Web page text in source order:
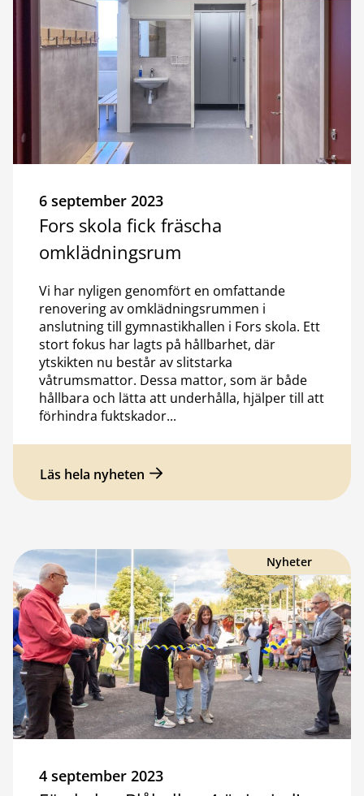
6 september 2023
Fors skola fick fräscha
omklädningsrum
Vi har nyligen genomfört en omfattande
renovering av omklädningsrummen i
anslutning till gymnastikhallen i Fors skola. Ett
stort fokus har lagts på hållbarhet, där
ytskikten nu består av slitstarka
våtrumsmattor. Dessa mattor, som är både
hållbara och lätta att underhålla, hjälper till att
förhindra fuktskador...
Läs hela nyheten
Nyheter
4 september 2023